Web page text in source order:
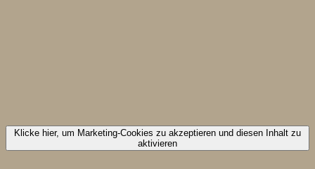
Klicke hier, um Marketing-Cookies zu akzeptieren und diesen Inhalt zu
aktivieren